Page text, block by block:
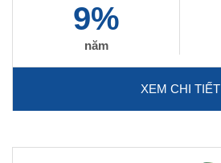
9%
năm
XEM CHI TIẾT